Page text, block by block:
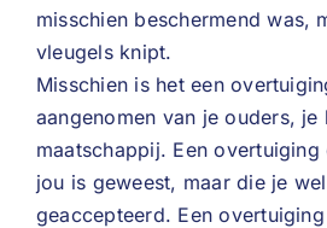
misschien beschermend was,
vleugels knipt.
Misschien is het een
aangenomen van je ouders, je
maatschappij. Een
jou is geweest, maar die je
geaccepteerd. Een